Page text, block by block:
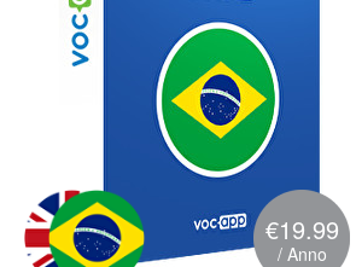
€19.99
/ Anno